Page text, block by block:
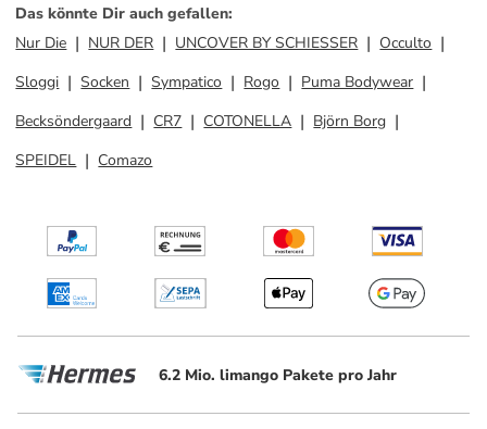
Das könnte Dir auch gefallen:
Nur Die
NUR DER UNCOVER BY SCHIESSER
Occulto
Sloggi
Socken Sympatico Rogo
Puma Bodywear
Becksöndergaard
CR7 COTONELLA
Björn Borg
SPEIDEL
Comazo
6.2 Mio. limango Pakete pro Jahr